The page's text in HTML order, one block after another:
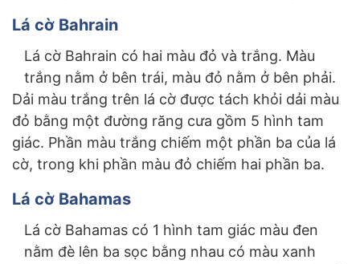
Lá cờ Bahrain
Lá cờ Bahrain có hai màu đỏ và trắng. Màu
trắng nằm ở bên trái, màu đỏ nằm ở bên phải.
Dải màu trắng trên lá cờ được tách khỏi dải màu
đỏ bằng một đường răng cưa gồm 5 hình tam
giác. Phần màu trắng chiếm một phần ba của lá
cờ, trong khi phần màu đỏ chiếm hai phần ba.
Lá cờ Bahamas
Lá cờ Bahamas có 1 hình tam giác màu đen
nằm đè lên ba sọc bằng nhau có màu xanh